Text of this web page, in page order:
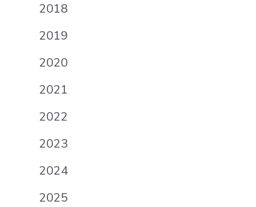
2018
2019
2020
2021
2022
2023
2024
2025